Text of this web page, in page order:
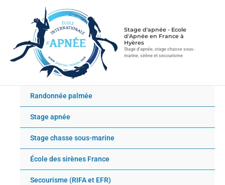
Stage d'apnée - Ecole
d'Apnée en France à
Hyères
Stage d'apnée, stage chasse sous-
marine, sirène et secourisme
Randonnée palmée
Stage apnée
Stage chasse sous-marine
École des sirènes France
Secourisme (RIFA et EFR)